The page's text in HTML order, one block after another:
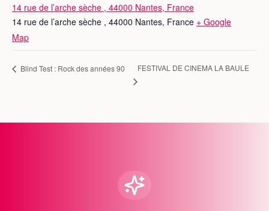
14 rue de l’arche sèche , 44000 Nantes, France
14 rue de l’arche sèche , 44000 Nantes, France + Google
Map
Blind Test : Rock des années 90 FESTIVAL DE CINEMA LA BAULE